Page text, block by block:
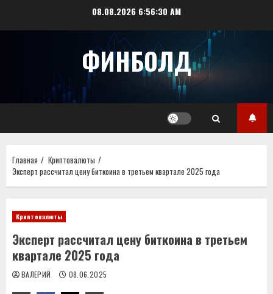
08.08.20266:56:31 AM
ФИНБОЛД
Главная
Криптовалюты
Эксперт рассчитал цену биткоина в третьем квартале 2025 года
Криптовалюты
Эксперт рассчитал цену биткоина в третьем
квартале 2025 года
ВАЛЕРИЙ 08.06.2025